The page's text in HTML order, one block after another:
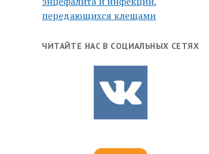
передающихся клещами
ЧИТАЙТЕ НАС В СОЦИАЛЬНЫХ СЕТЯХ